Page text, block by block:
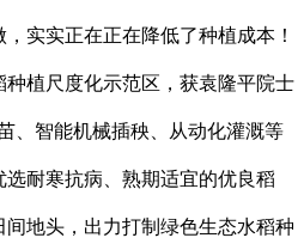
实实正在正在降低了种植成本！
植尺度化示范区，获袁隆平院士
、智能机械插秧、从动化灌溉等
耐寒抗病、熟期适宜的优良稻
地头，出力打制绿色生态水稻种